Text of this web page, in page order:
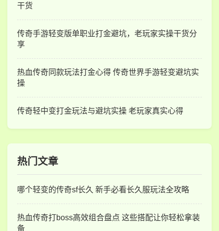
干货
传奇手游轻变版单职业打金避坑，老玩家实操干货分
享
热血传奇同款玩法打金心得 传奇世界手游轻变避坑实
操
传奇轻中变打金玩法与避坑实操 老玩家真实心得
热门文章
哪个轻变的传奇sf长久 新手必看长久服玩法全攻略
热血传奇打boss高效组合盘点 这些搭配让你轻松拿装
备